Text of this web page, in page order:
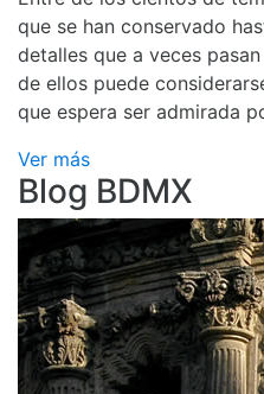
que se han conservado
detalles que a veces
de ellos puede
que espera ser admirada
Ver más
Blog BDMX